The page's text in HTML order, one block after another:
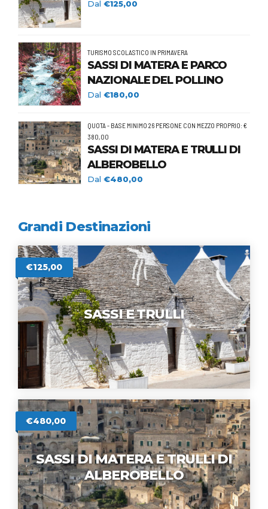
Dal€125,00
TURISMO SCOLASTICO IN PRIMAVERA
SASSI DI MATERA E PARCO
NAZIONALE DEL POLLINO
Dal€180,00
QUOTA - BASE MINIMO 26 PERSONE CON MEZZO PROPRIO: €
380,00
SASSI DI MATERA E TRULLI DI
ALBEROBELLO
Dal€480,00
Grandi Destinazioni
€125,00
SASSI E TRULLI
€480,00
SASSI DI MATERA E TRULLI DI
ALBEROBELLO